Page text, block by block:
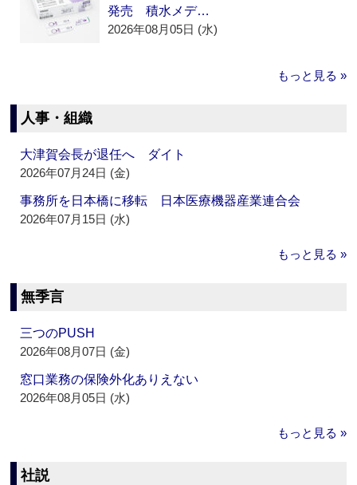
発売 積水メデ…
2026年08月05日 (水)
もっと見る »
人事・組織
大津賀会長が退任へ ダイト
2026年07月24日 (金)
事務所を日本橋に移転 日本医療機器産業連合会
2026年07月15日 (水)
もっと見る »
無季言
三つのPUSH
2026年08月07日 (金)
窓口業務の保険外化ありえない
2026年08月05日 (水)
もっと見る »
社説